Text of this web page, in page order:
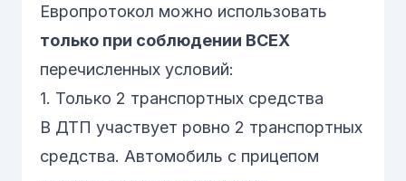
Европротокол можно использовать
только при соблюдении ВСЕХ
перечисленных условий:
1. Только 2 транспортных средства
В ДТП участвует ровно 2 транспортных
средства. Автомобиль с прицепом